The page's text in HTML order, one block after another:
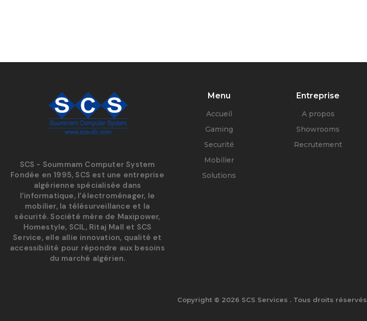
SCS - Soummam Computer System
Fondée en 1995, SCS est une entreprise
algérienne spécialisée dans
l’informatique, l’électroménager, le
mobilier, la télésurveillance et la
sécurité. Société mère de Maxipower,
Homestyle, SCIL, Ritaj Mall et SCS
Service, elle allie innovation, qualité et
accessibilité pour répondre aux besoins
du marché algérien.
Menu
Accueil
Gaming
Securité
Mobilier
Solutions
Entreprise
A propos
Showrooms
Recrutement
Copyright © 2026 SCS Services . Tous droits réservés